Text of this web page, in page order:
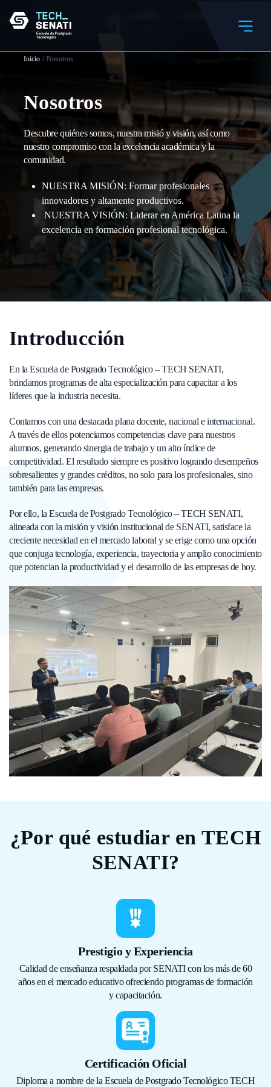
Inicio / Nosotros
Nosotros
Descubre quiénes somos, nuestra misió y visión, así como
nuestro compromiso con la excelencia académica y la
comunidad.
NUESTRA MISIÓN: Formar profesionales
innovadores y altamente productivos.
NUESTRA VISIÓN: Liderar en América Latina la
excelencia en formación profesional tecnológica.
Introducción
En la Escuela de Postgrado Tecnológico – TECH SENATI,
brindamos programas de alta especialización para capacitar a los
líderes que la industria necesita.
Contamos con una destacada plana docente, nacional e internacional.
A través de ellos potenciamos competencias clave para nuestros
alumnos, generando sinergia de trabajo y un alto índice de
competitividad. El resultado siempre es positivo logrando desempeños
sobresalientes y grandes créditos, no solo para los profesionales, sino
también para las empresas.
Por ello, la Escuela de Postgrado Tecnológico – TECH SENATI,
alineada con la misión y visión institucional de SENATI, satisface la
creciente necesidad en el mercado laboral y se erige como una opción
que conjuga tecnología, experiencia, trayectoria y amplio conocimiento
que potencian la productividad y el desarrollo de las empresas de hoy.
¿Por qué estudiar en TECH
SENATI?
Prestigio y Experiencia
Calidad de enseñanza respaldada por SENATI con los más de 60
años en el mercado educativo ofreciendo programas de formación
y capacitación.
Certificación Oficial
Diploma a nombre de la Escuela de Postgrado Tecnológico TECH